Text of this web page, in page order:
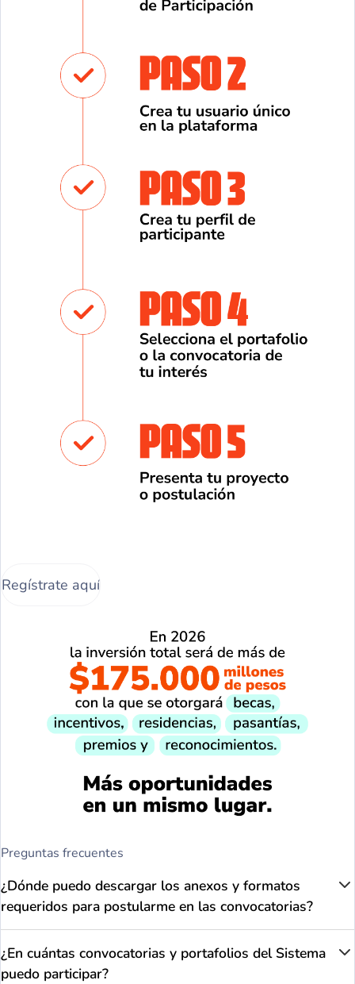
Regístrate aquí
Preguntas frecuentes
¿Dónde puedo descargar los anexos y formatos
requeridos para postularme en las convocatorias?
¿En cuántas convocatorias y portafolios del Sistema
puedo participar?